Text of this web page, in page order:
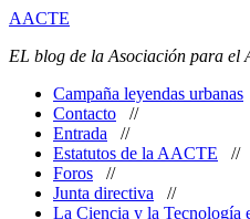
AACTE
EL blog de la Asociación para el
Campaña leyendas urbanas
Contacto //
Entrada //
Estatutos de la AACTE //
Foros //
Junta directiva //
La Ciencia y la Tecnología